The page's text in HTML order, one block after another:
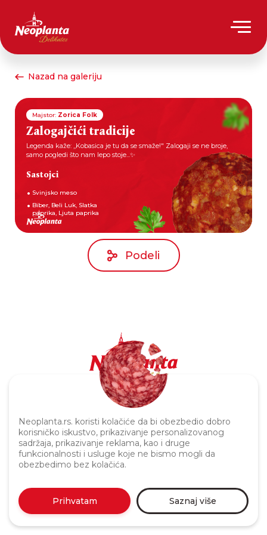
Neoplanta.rs. koristi kolačiće da bi obezbedio dobro
korisničko iskustvo, prikazivanje personalizovanog
sadržaja, prikazivanje reklama, kao i druge
funkcionalnosti i usluge koje ne bismo mogli da
obezbedimo bez kolačića.
Prihvatam Saznaj više
Nazad na galeriju
Majstor: Zorica Folk
Zalogajčići tradicije
Legenda kaže: ,,Kobasica je tu da se smaže!" Zalogaji se ne broje,
samo pogledi što nam lepo stoje...✨
Sastojci
Svinjsko meso
Biber, Beli Luk, Slatka
paprika, Ljuta paprika
Podeli
Politika privatnosti